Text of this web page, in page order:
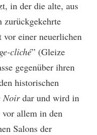
in der die alte, aus
zurückgekehrte
einer neuerlichen
cliché” (Gleize
gegenüber ihren
historischen
Noirdar und wird in
allem in den
Salons der